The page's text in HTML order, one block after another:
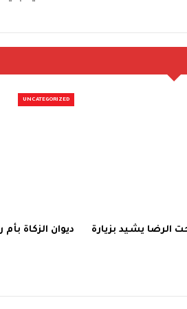
الرضا يشيد بزيارة
UNCATEGORIZED
ديوان الزكاة